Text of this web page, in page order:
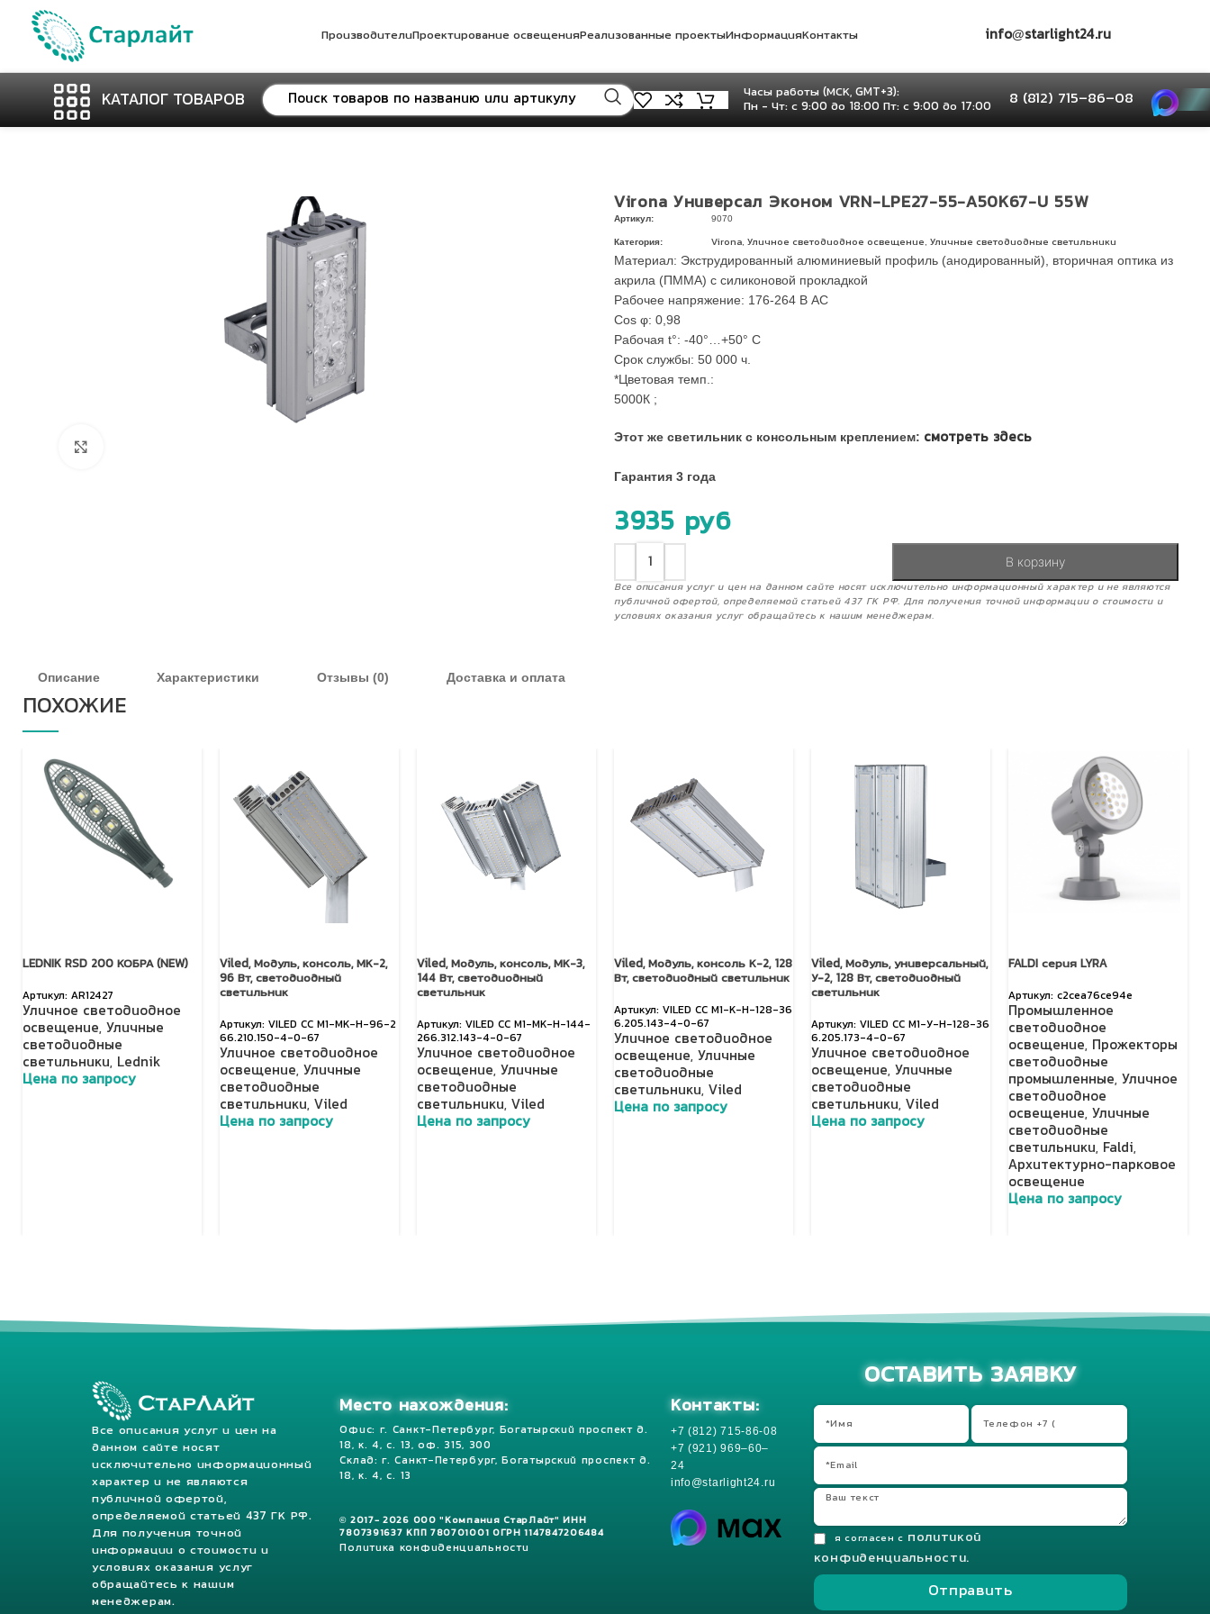
ПроизводителиПроектирование освещенияРеализованные проектыИнформацияКонтакты info@starlight24.ru
КАТАЛОГ ТОВАРОВ
Часы работы (МСК, GMT+3):
Пн - Чт: с 9:00 до 18:00 Пт: с 9:00 до 17:00
8 (812) 715–86–08
Virona Универсал Эконом VRN-LPE27-55-A50K67-U 55W
Артикул: 9070
Категория: Virona Уличное светодиодное освещение Уличные светодиодные светильники
Материал: Экструдированный алюминиевый профиль (анодированный), вторичная оптика из
акрила (ПММА) с силиконовой прокладкой
Рабочее напряжение: 176-264 В AС
Сos φ: 0,98
Рабочая t°: -40°…+50° С
Срок службы: 50 000 ч.
*Цветовая темп.:
5000К ;
Этот же светильник с консольным креплением: смотреть здесь
Гарантия 3 года
3935 руб
В корзину
Все описания услуг и цен на данном сайте носят исключительно информационный характер и не являются
публичной офертой, определяемой статьей 437 ГК РФ. Для получения точной информации о стоимости и
условиях оказания услуг обращайтесь к нашим менеджерам.
Описание Характеристики Отзывы (0) Доставка и оплата
ПОХОЖИЕ
LEDNIK RSD 200 КОБРА (NEW)
AR12427
Уличное светодиодное
освещение, Уличные
светодиодные
светильники, Lednik
Цена по запросу
Viled, Модуль, консоль, МК-2,
96 Вт, светодиодный
светильник
VILED СС М1-МК-Н-96-2
66.210.150-4-0-67
Уличное светодиодное
освещение, Уличные
светодиодные
светильники, Viled
Цена по запросу
Viled, Модуль, консоль, МК-3,
144 Вт, светодиодный
светильник
VILED СС М1-МК-Н-144-
266.312.143-4-0-67
Уличное светодиодное
освещение, Уличные
светодиодные
светильники, Viled
Цена по запросу
Viled, Модуль, консоль К-2, 128
Вт, светодиодный светильник
VILED СС М1-К-Н-128-36
6.205.143-4-0-67
Уличное светодиодное
освещение, Уличные
светодиодные
светильники, Viled
Цена по запросу
Viled, Модуль, универсальный,
У-2, 128 Вт, светодиодный
светильник
VILED СС М1-У-Н-128-36
6.205.173-4-0-67
Уличное светодиодное
освещение, Уличные
светодиодные
светильники, Viled
Цена по запросу
FALDI серия LYRA
c2cea76ce94e
Промышленное
светодиодное
освещение, Прожекторы
светодиодные
промышленные, Уличное
светодиодное
освещение, Уличные
светодиодные
светильники, Faldi,
Архитектурно-парковое
освещение
Цена по запросу
Все описания услуг и цен на
данном сайте носят
исключительно информационный
характер и не являются
публичной офертой,
определяемой статьей 437 ГК РФ.
Для получения точной
информации о стоимости и
условиях оказания услуг
обращайтесь к нашим
менеджерам.
Место нахождения:
Офис: г. Санкт-Петербург, Богатырский проспект д.
18, к. 4, с. 13, оф. 315, 300
Склад: г. Санкт-Петербург, Богатырский проспект д.
18, к. 4, с. 13
© 2017- 2026 ООО "Компания СтарЛайт" ИНН
7807391637 КПП 780701001 ОГРН 1147847206484
Политика конфиденциальности
Контакты:
+7 (812) 715-86-08
+7 (921) 969–60–
24
info@starlight24.ru
ОСТАВИТЬ ЗАЯВКУ
я согласен с политикой
конфиденциальности.
Отправить